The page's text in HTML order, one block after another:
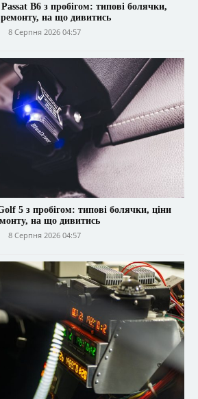
B6 з пробігом: типові болячки,
ремонту, на що дивитись
8 Серпня 2026 04:57
5 з пробігом: типові болячки, ціни
на що дивитись
8 Серпня 2026 04:57